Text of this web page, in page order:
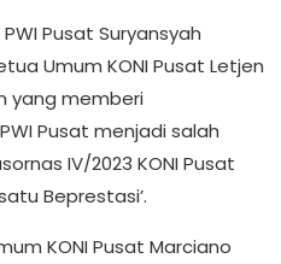
Pusat Suryansyah
Umum KONI Pusat Letjen
yang memberi
Pusat menjadi salah
IV/2023 KONI Pusat
Beprestasi’.
KONI Pusat Marciano